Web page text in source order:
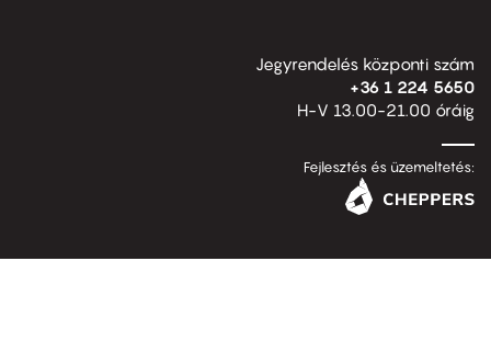
Jegyrendelés központi szám
+36 1 224 5650
H-V 13.00-21.00 óráig
Fejlesztés és üzemeltetés: